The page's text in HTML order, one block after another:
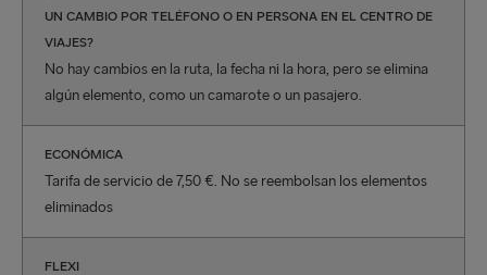
UN CAMBIO POR TELÉFONO O EN PERSONA EN EL CENTRO DE
VIAJES?
No hay cambios en la ruta, la fecha ni la hora, pero se elimina
algún elemento, como un camarote o un pasajero.
ECONÓMICA
Tarifa de servicio de 7,50 €. No se reembolsan los elementos
eliminados
FLEXI